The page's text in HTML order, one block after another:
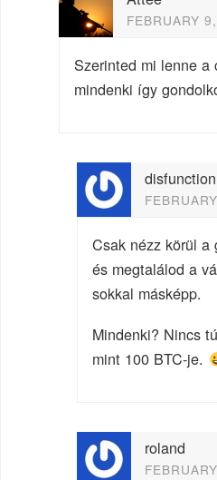
FEBRUARY
Szerinted mi lenne a
mindenki így
disfunction
Csak nézz körül a
és megtalálod a
sokkal másképp.
Mindenki? Nincs
mint 100 BTC-je.
roland